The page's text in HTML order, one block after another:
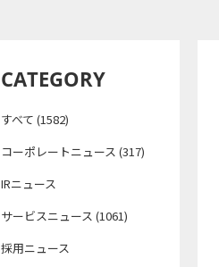
CATEGORY
すべて (1582)
コーポレートニュース (317)
IRニュース
サービスニュース (1061)
採用ニュース